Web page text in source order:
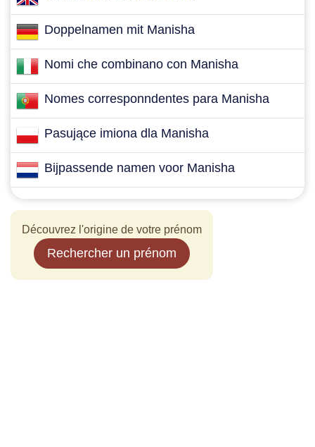
Doppelnamen mit Manisha
Nomi che combinano con Manisha
Nomes corresponndentes para Manisha
Pasujące imiona dla Manisha
Bijpassende namen voor Manisha
Découvrez l'origine de votre prénom
Rechercher un prénom